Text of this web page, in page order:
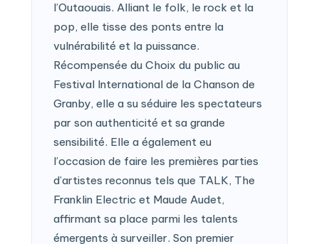
l’Outaouais. Alliant le folk, le rock et la
pop, elle tisse des ponts entre la
vulnérabilité et la puissance.
Récompensée du Choix du public au
Festival International de la Chanson de
Granby, elle a su séduire les spectateurs
par son authenticité et sa grande
sensibilité. Elle a également eu
l’occasion de faire les premières parties
d’artistes reconnus tels que TALK, The
Franklin Electric et Maude Audet,
affirmant sa place parmi les talents
émergents à surveiller. Son premier